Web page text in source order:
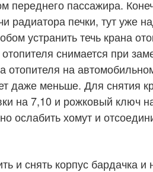
переднего пассажира.
радиатора печки, тут уже
устранить течь крана
снимается при
отопителя на
даже меньше. Для снятия
на 7,10 и рожковый ключ
ослабить хомут и
и снять корпус бардачка